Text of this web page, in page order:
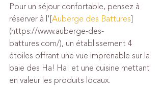
Pour un séjour confortable, pensez à
réserver à l'[Auberge des Battures]
(https://www.auberge-des-
battures.com/), un établissement 4
étoiles offrant une vue imprenable sur la
baie des Ha! Ha! et une cuisine mettant
en valeur les produits locaux.